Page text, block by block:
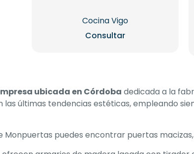
Cocina Vigo
Consultar
ubicada en Córdoba dedicada a la
las últimas tendencias estéticas, empleando
puedes encontrar puertas